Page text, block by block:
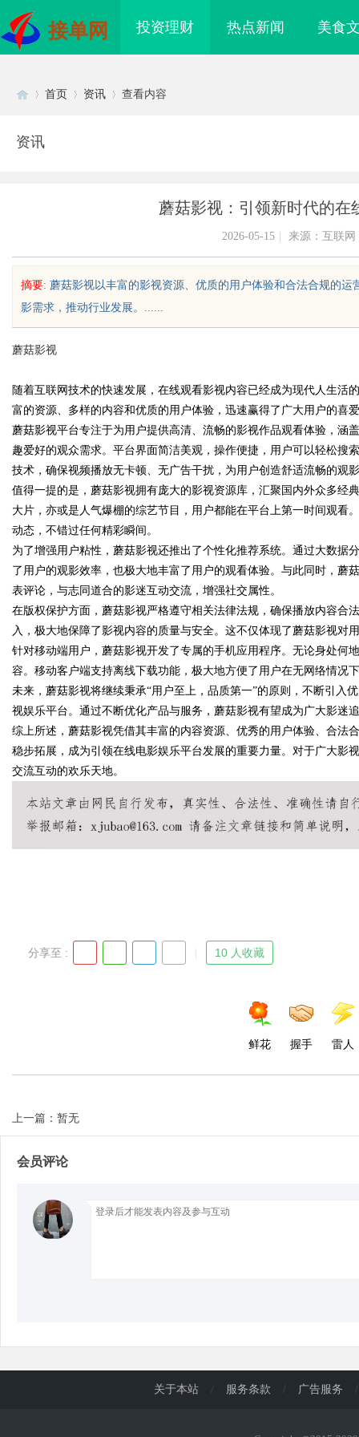
接单网 投资理财 热点新闻 美食
uz
!
Bo
d
首页 资讯 查看内容
资讯
蘑菇影视：引领新时代的在
2026-05-15 来源：互联网
摘要: 蘑菇影视以丰富的影视资源、优质的用户体验和合法合规的
影需求，推动行业发展。......
蘑菇影视
随着互联网技术的快速发展，在线观看影视内容已经成为现代人生活
富的资源、多样的内容和优质的用户体验，迅速赢得了广大用户的喜
蘑菇影视平台专注于为用户提供高清、流畅的影视作品观看体验，涵
趣爱好的观众需求。平台界面简洁美观，操作便捷，用户可以轻松搜
技术，确保视频播放无卡顿、无广告干扰，为用户创造舒适流畅的观
值得一提的是，蘑菇影视拥有庞大的影视资源库，汇聚国内外众多经
大片，亦或是人气爆棚的综艺节目，用户都能在平台上第一时间观看
动态，不错过任何精彩瞬间。
为了增强用户粘性，蘑菇影视还推出了个性化推荐系统。通过大数据
了用户的观影效率，也极大地丰富了用户的观看体验。与此同时，蘑
表评论，与志同道合的影迷互动交流，增强社交属性。
在版权保护方面，蘑菇影视严格遵守相关法律法规，确保播放内容合
入，极大地保障了影视内容的质量与安全。这不仅体现了蘑菇影视对
针对移动端用户，蘑菇影视开发了专属的手机应用程序。无论身处何
容。移动客户端支持离线下载功能，极大地方便了用户在无网络情况
未来，蘑菇影视将继续秉承“用户至上，品质第一”的原则，不断引入
视娱乐平台。通过不断优化产品与服务，蘑菇影视有望成为广大影迷
综上所述，蘑菇影视凭借其丰富的内容资源、优秀的用户体验、合法
稳步拓展，成为引领在线电影娱乐平台发展的重要力量。对于广大影
交流互动的欢乐天地。
分享至 : 10 人收藏
鲜花 握手 雷人
上一篇：暂无
会员评论
行业：专业服务与
实际案例分析
关于本站 / 服务条款 / 广告服务 /